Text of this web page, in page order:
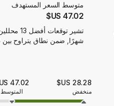
متوسط ​​السعر المستهدف
47.02 US$
تشير توقعات أفضل 13 محللين إلى أنه
شهرًا, ضمن نطاق يتراوح بين ‏28.28 US$ لأدنى سعر و‏86.23 US$ لأعلى سعر
28.28 US$
منخفض
47.02 US$
المتوسط